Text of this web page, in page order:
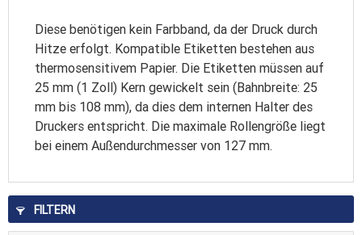
Diese benötigen kein Farbband, da der Druck durch
Hitze erfolgt. Kompatible Etiketten bestehen aus
thermosensitivem Papier. Die Etiketten müssen auf
25 mm (1 Zoll) Kern gewickelt sein (Bahnbreite: 25
mm bis 108 mm), da dies dem internen Halter des
Druckers entspricht. Die maximale Rollengröße liegt
bei einem Außendurchmesser von 127 mm.
FILTERN